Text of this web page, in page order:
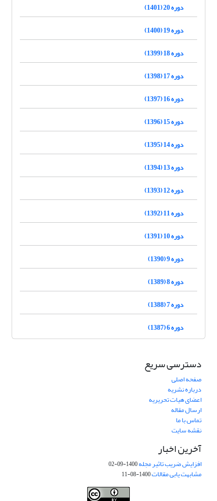
دوره 20 (1401)
دوره 19 (1400)
دوره 18 (1399)
دوره 17 (1398)
دوره 16 (1397)
دوره 15 (1396)
دوره 14 (1395)
دوره 13 (1394)
دوره 12 (1393)
دوره 11 (1392)
دوره 10 (1391)
دوره 9 (1390)
دوره 8 (1389)
دوره 7 (1388)
دوره 6 (1387)
دسترسی سریع
صفحه اصلی
درباره نشریه
اعضای هیات تحریریه
ارسال مقاله
تماس با ما
نقشه سایت
آخرین اخبار
افزایش ضریب تاثیر مجله1400-09-02
مشابهت یابی مقالات1400-08-11